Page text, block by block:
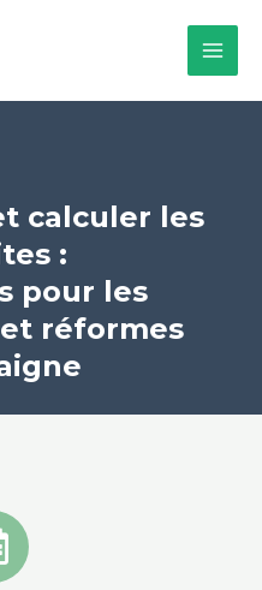
calculer les
:
pour les
réformes